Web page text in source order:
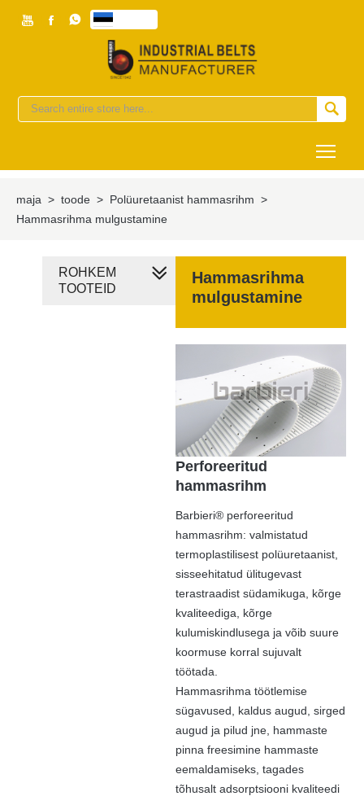
  

maja > toode > Polüuretaanist hammasrihm >
Hammasrihma mulgustamine
Hammasrihma
mulgustamine
Perforeeritud
hammasrihm
Barbieri® perforeeritud
hammasrihm: valmistatud
termoplastilisest polüuretaanist,
sisseehitatud ülitugevast
terastraadist südamikuga, kõrge
kvaliteediga, kõrge
kulumiskindlusega ja võib suure
koormuse korral sujuvalt
töötada.
Hammasrihma töötlemise
sügavused, kaldus augud, sirged
augud ja pilud jne, hammaste
pinna freesimine hammaste
eemaldamiseks, tagades
tõhusalt adsorptsiooni kvaliteedi
ROHKEM
TOOTEID